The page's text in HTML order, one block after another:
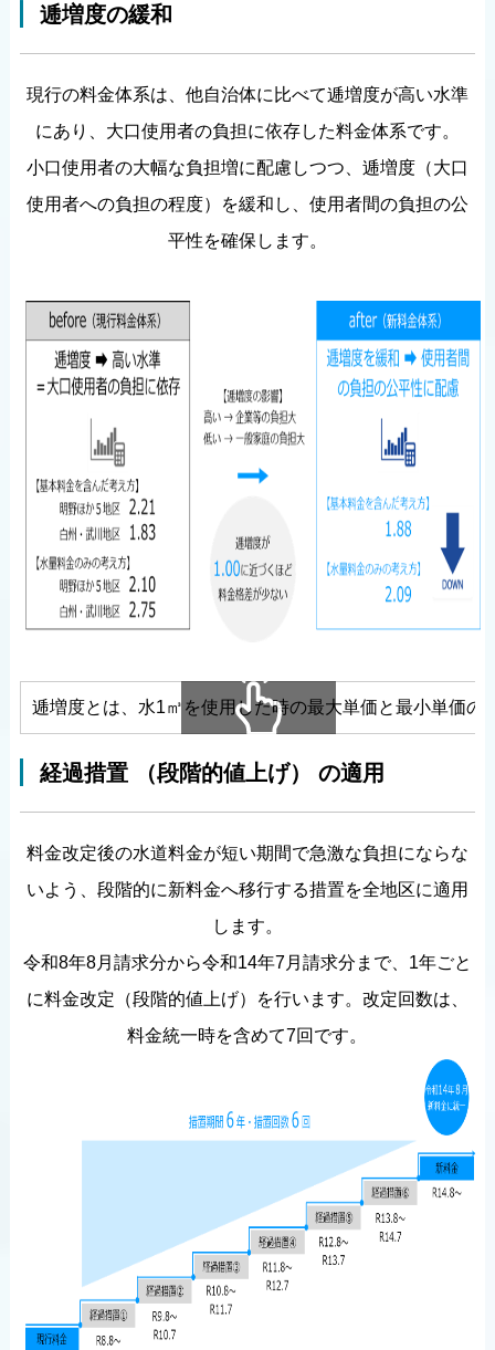
逓増度の緩和
現行の料金体系は、他自治体に比べて逓増度が高い水準
にあり、大口使用者の負担に依存した料金体系です。
小口使用者の大幅な負担増に配慮しつつ、逓増度（大口
使用者への負担の程度）を緩和し、使用者間の負担の公
平性を確保します。
逓増度とは、水1㎥を使用した時の最大単価と最小単価
経過措置 （段階的値上げ） の適用
料金改定後の水道料金が短い期間で急激な負担にならな
いよう、段階的に新料金へ移行する措置を全地区に適用
します。
令和8年8月請求分から令和14年7月請求分まで、1年ごと
に料金改定（段階的値上げ）を行います。改定回数は、
料金統一時を含めて7回です。